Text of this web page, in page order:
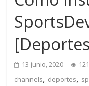
13 junio, 2020
channels, deportes,